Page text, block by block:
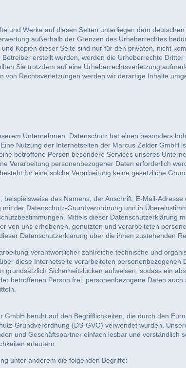
und Werke auf diesen Seiten unterliegen dem
außerhalb der Grenzen des Urheberrechtes
Kopien dieser Seite sind nur für den privaten, nicht
erstellt wurden, werden die Urheberrechte
Sie trotzdem auf eine Urheberrechtsverletzung
von Rechtsverletzungen werden wir derartige Inhalte
Unternehmen. Datenschutz hat einen besonders
Nutzung der Internetseiten der Marcus Zelder GmbH
betroffene Person besondere Services unseres
Verarbeitung personenbezogener Daten erforderlich
für eine solche Verarbeitung keine gesetzliche
des Namens, der Anschrift, E-Mail-
der Datenschutz-Grundverordnung und in
Mittels dieser Datenschutzerklärung
von uns erhobenen, genutzten und verarbeiteten
Datenschutzerklärung über die ihnen zustehenden
Verantwortlicher zahlreiche technische und
diese Internetseite verarbeiteten personenbezogenen
grundsätzlich Sicherheitslücken aufweisen, sodass ein
betroffenen Person frei, personenbezogene Daten auch
GmbH beruht auf den Begrifflichkeiten, die durch den
Grundverordnung (DS-GVO) verwendet wurden.
und Geschäftspartner einfach lesbar und verständlich
erläutern.
unter anderem die folgenden Begriffe: